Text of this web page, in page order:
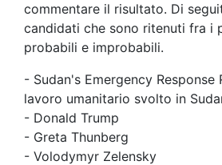
commentare il risultato. Di
candidati che sono ritenuti fra i
probabili e improbabili.
- Sudan's Emergency Response
lavoro umanitario svolto in
- Donald Trump
- Greta Thunberg
- Volodymyr Zelensky